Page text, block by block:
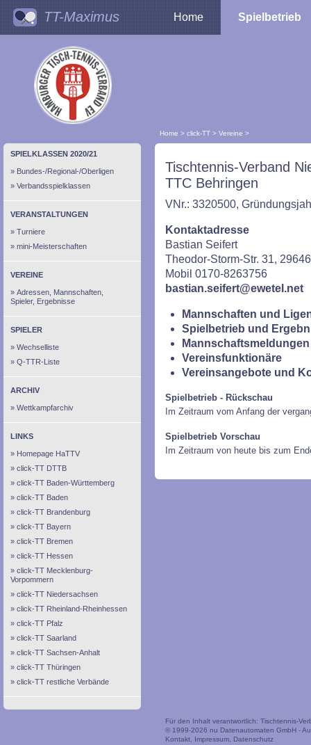
TT-Maximus Home Spielbetrieb
Home > click-TT > Vereine >
SPIELKLASSEN 2020/21
Bundes-/Regional-/Oberligen
Verbandsspielklassen
VERANSTALTUNGEN
Turniere
mini-Meisterschaften
VEREINE
Adressen, Mannschaften,
Spieler, Ergebnisse
SPIELER
Wechselliste
Q-TTR-Liste
ARCHIV
Wettkampfarchiv
LINKS
Homepage HaTTV
click-TT DTTB
click-TT Baden-Württemberg
click-TT Baden
click-TT Brandenburg
click-TT Bayern
click-TT Bremen
click-TT Hessen
click-TT Mecklenburg-
Vorpommern
click-TT Niedersachsen
click-TT Rheinland-Rheinhessen
click-TT Pfalz
click-TT Saarland
click-TT Sachsen-Anhalt
click-TT Thüringen
click-TT restliche Verbände
Tischtennis-Verband
TTC Behringen
VNr.: 3320500,
Kontaktadresse
Bastian Seifert
Theodor-Storm-Str. 31,
Mobil 0170-8263756
bastian.seifert@ewetel.net
Mannschaften und
Spielbetrieb und
Vereinsfunktionäre
Vereinsangebote und
Spielbetrieb - Rückschau
Im Zeitraum vom Anfang der
Spielbetrieb Vorschau
Im Zeitraum von heute bis zum
Für den Inhalt verantwortlich: Tischtennis-
© 1999-2026 nu Datenautomaten GmbH -
Kontakt
Impressum Datenschutz